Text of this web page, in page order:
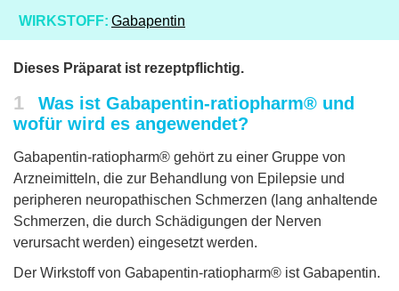
WIRKSTOFF: Gabapentin
Dieses Präparat ist rezeptpflichtig.
1
Was ist Gabapentin-ratiopharm® und
wofür wird es angewendet?
Gabapentin-ratiopharm® gehört zu einer Gruppe von
Arzneimitteln, die zur Behandlung von Epilepsie und
peripheren neuropathischen Schmerzen (lang anhaltende
Schmerzen, die durch Schädigungen der Nerven
verursacht werden) eingesetzt werden.
Der Wirkstoff von Gabapentin-ratiopharm® ist Gabapentin.